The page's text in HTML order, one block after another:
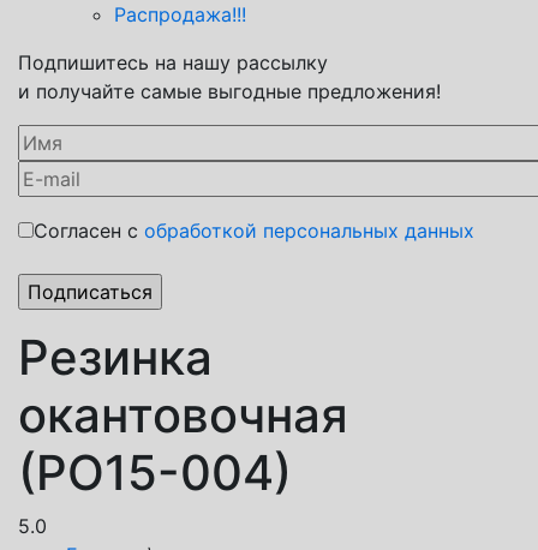
Распродажа!!!
Подпишитесь на нашу рассылку
и получайте самые выгодные предложения!
Согласен с обработкой персональных данных
Резинка
окантовочная
(РО15-004)
5.0